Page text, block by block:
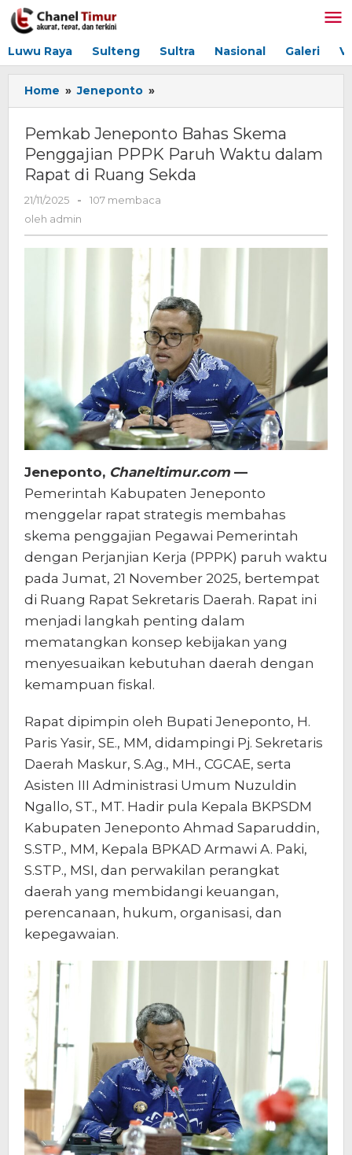
Lewati
ke
Luwu Raya Sulteng Sultra Nasional Galeri
Home » Jeneponto »
Jeneponto
Skema
Penggajian
PPPK
Waktu
Rapat
Sekda
Pemkab Jeneponto Bahas Skema
Penggajian PPPK Paruh Waktu dalam
Rapat di Ruang Sekda
21/11/2025
oleh
admin
-
107 membaca
oleh admin
Jeneponto, Chaneltimur.com—
Pemerintah Kabupaten Jeneponto
menggelar rapat strategis membahas
skema penggajian Pegawai Pemerintah
dengan Perjanjian Kerja (PPPK) paruh waktu
pada Jumat, 21 November 2025, bertempat
di Ruang Rapat Sekretaris Daerah. Rapat ini
menjadi langkah penting dalam
mematangkan konsep kebijakan yang
menyesuaikan kebutuhan daerah dengan
kemampuan fiskal.
Rapat dipimpin oleh Bupati Jeneponto, H.
Paris Yasir, SE., MM, didampingi Pj. Sekretaris
Daerah Maskur, S.Ag., MH., CGCAE, serta
Asisten III Administrasi Umum Nuzuldin
Ngallo, ST., MT. Hadir pula Kepala BKPSDM
Kabupaten Jeneponto Ahmad Saparuddin,
S.STP., MM, Kepala BPKAD Armawi A. Paki,
S.STP., MSI, dan perwakilan perangkat
daerah yang membidangi keuangan,
perencanaan, hukum, organisasi, dan
kepegawaian.